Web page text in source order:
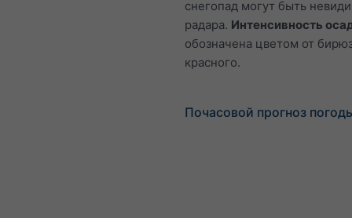
снегопад могут быть
радара. Интенсивность
обозначена цветом от
красного.
Почасовой прогноз